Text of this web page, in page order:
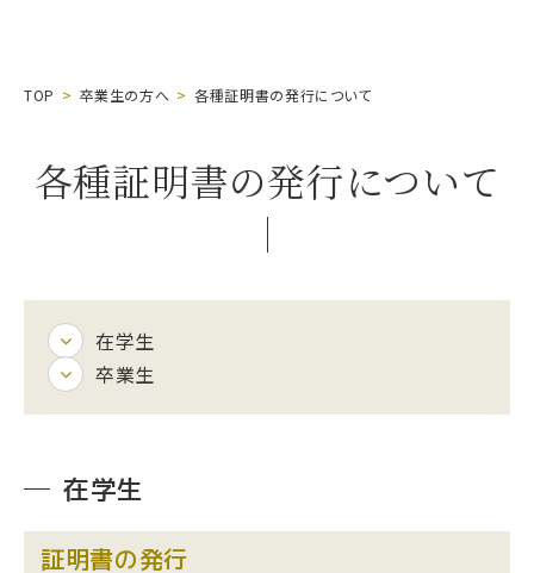
TOP 卒業生の方へ 各種証明書の発行について
各種証明書の発行について
在学生
卒業生
在学生
証明書の発行